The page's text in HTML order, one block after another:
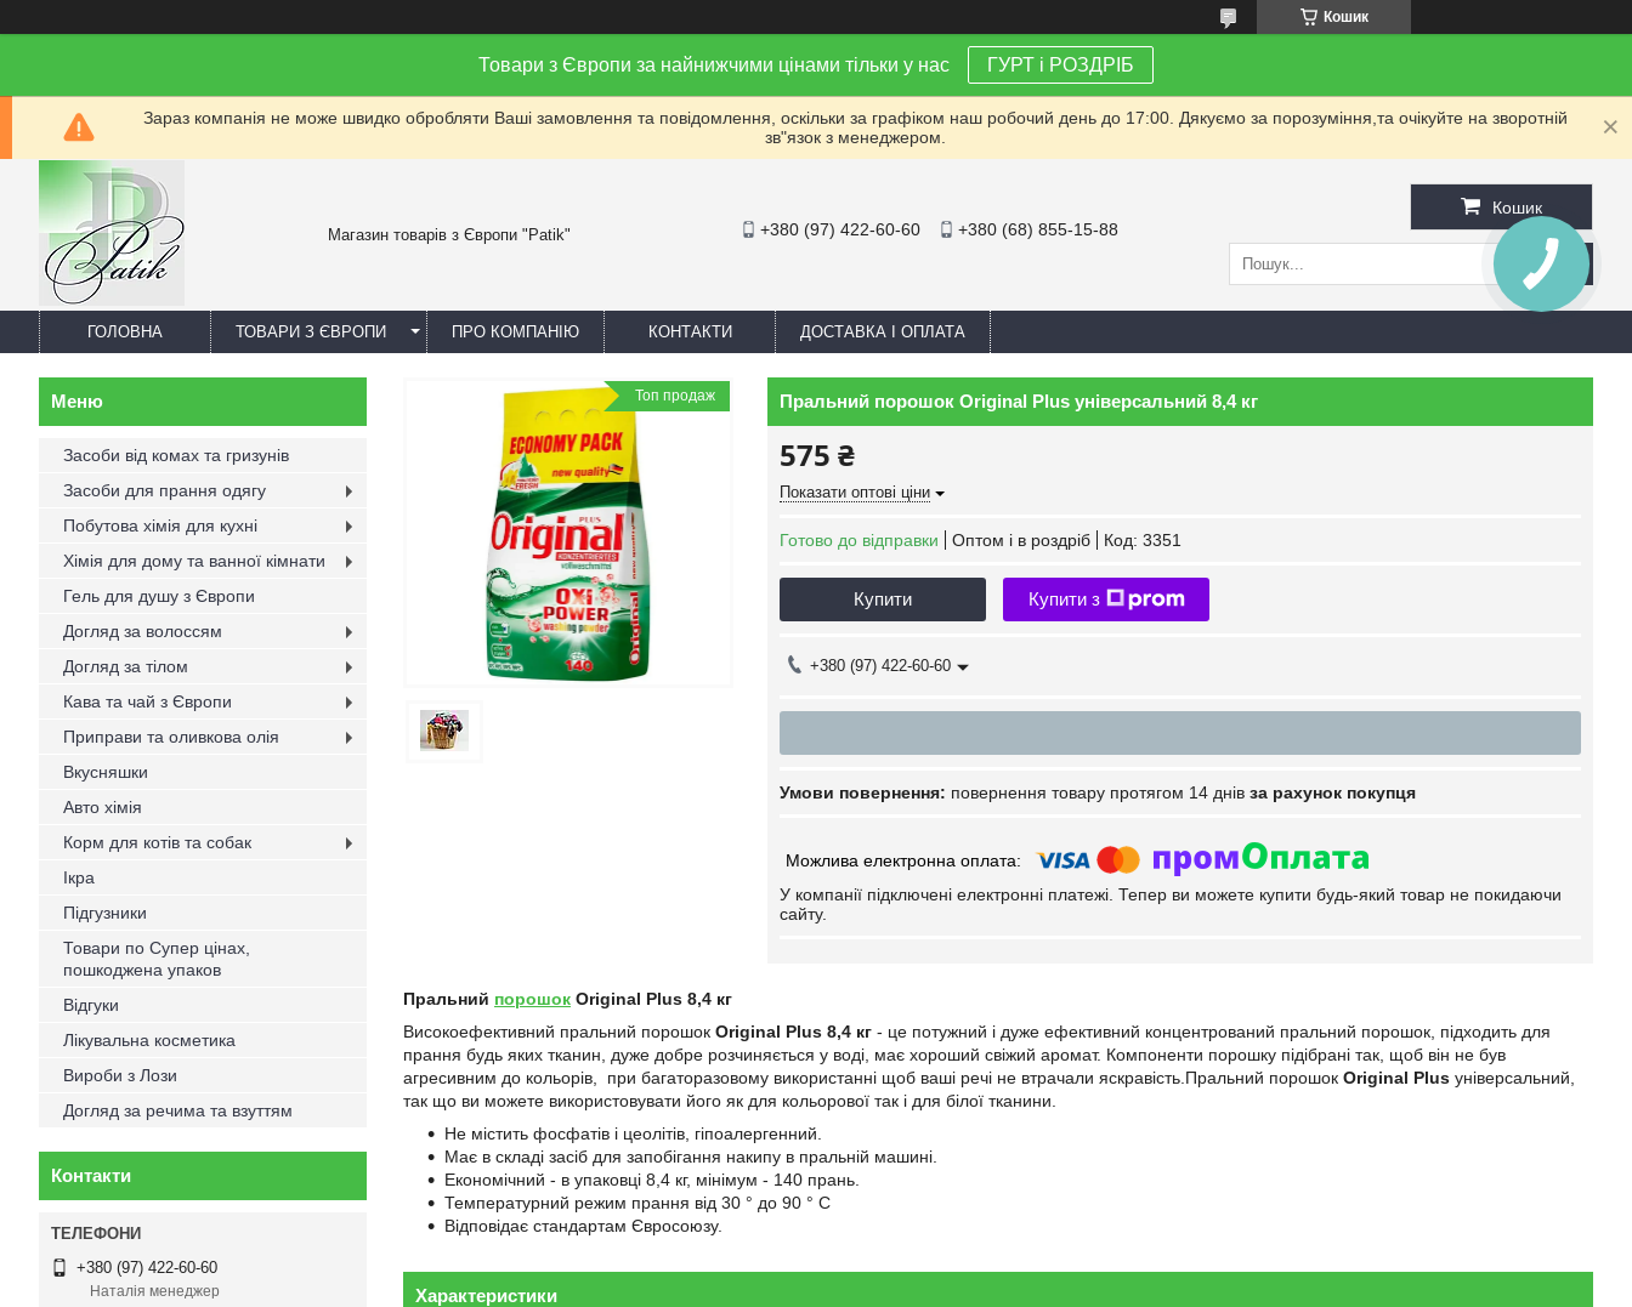
Кошик
Товари з Європи за найнижчими цінами тільки у нас ГУРТ і РОЗДРІБ
Зараз компанія не може швидко обробляти Ваші замовлення та повідомлення, оскільки за графіком наш робочий день до 17:00. Дякуємо за порозуміння,та очікуйте на зворотній
зв"язок з менеджером.
Магазин товарів з Європи "Patik" +380 (97) 422-60-60 +380 (68) 855-15-88
Кошик
ГОЛОВНА ТОВАРИ З ЄВРОПИ ПРО КОМПАНІЮ КОНТАКТИ ДОСТАВКА І ОПЛАТА
Топ продаж Пральний порошок Original Plus універсальний 8,4 кг
575 ₴
Показати оптові ціни
Готово до відправки Оптом і в роздріб Код: 3351
Купити Купити з
+380 (97) 422-60-60
повернення товару протягом 14 днів за рахунок покупця
У компанії підключені електронні платежі. Тепер ви можете купити будь-який товар не покидаючи
сайту.
Пральний порошок Original Plus 8,4 кг
Високоефективний пральний порошок Original Plus 8,4 кг - це потужний і дуже ефективний концентрований пральний порошок, підходить для
прання будь яких тканин, дуже добре розчиняється у воді, має хороший свіжий аромат. Компоненти порошку підібрані так, щоб він не був
агресивним до кольорів, при багаторазовому використанні щоб ваші речі не втрачали яскравість.Пральний порошок Original Plus універсальний,
так що ви можете використовувати його як для кольорової так і для білої тканини.
Не містить фосфатів і цеолітів, гіпоалергенний.
Має в складі засіб для запобігання накипу в пральній машині.
Економічний - в упаковці 8,4 кг, мінімум - 140 прань.
Температурний режим прання від 30 ° до 90 ° С
Відповідає стандартам Євросоюзу.
Характеристики
Засоби від комах та гризунів
Засоби для прання одягу
Побутова хімія для кухні
Хімія для дому та ванної кімнати
Гель для душу з Європи
Догляд за волоссям
Догляд за тілом
Кава та чай з Європи
Приправи та оливкова олія
Вкусняшки
Авто хімія
Корм для котів та собак
Ікра
Підгузники
Товари по Супер цінах,
пошкоджена упаков
Відгуки
Лікувальна косметика
Вироби з Лози
Догляд за речима та взуттям
Контакти
+380 (97) 422-60-60
Наталія менеджер